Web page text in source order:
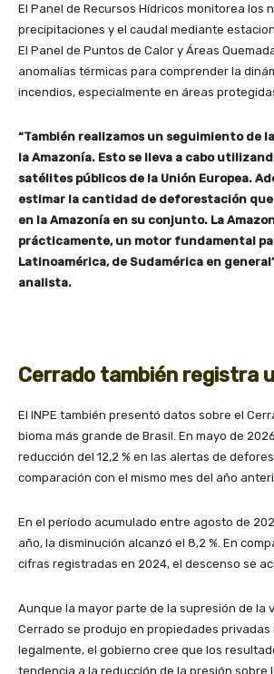
El Panel de Recursos Hídricos monitorea los
precipitaciones y el caudal mediante
El Panel de Puntos de Calor y Áreas
anomalías térmicas para comprender la
incendios, especialmente en áreas
“También realizamos un seguimiento de
la Amazonía. Esto se lleva a cabo
satélites públicos de la Unión Europea.
estimar la cantidad de deforestación
en la Amazonía en su conjunto. La
prácticamente, un motor fundamental
Latinoamérica, de Sudamérica en
analista.
Cerrado también registra
El INPE también presentó datos sobre el
bioma más grande de Brasil. En mayo de
reducción del 12,2 % en las alertas de
comparación con el mismo mes del año
En el período acumulado entre agosto de
año, la disminución alcanzó el 8,2 %. En
cifras registradas en 2024, el descenso se
Aunque la mayor parte de la supresión de la
Cerrado se produjo en propiedades
legalmente, el gobierno cree que los
tendencia a la reducción de la presión sobre